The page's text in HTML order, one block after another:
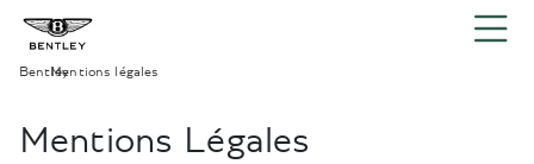
Bentley
›
Mentions légales
Mentions Légales